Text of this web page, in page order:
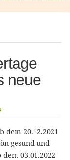
neue
dem 20.12.2021
gesund und
03.01.2022